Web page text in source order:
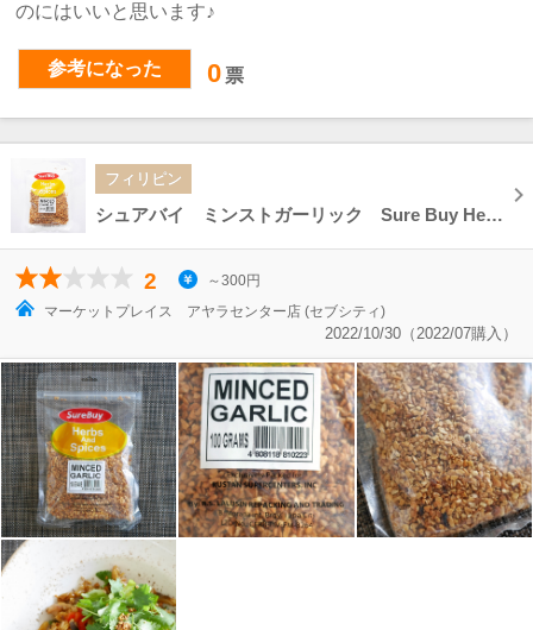
のにはいいと思います♪
参考になった 0 票
フィリピン
シュアバイ ミンストガーリック Sure Buy Herbs And Spices MINCED GARLIC 100g
2
～300円
マーケットプレイス アヤラセンター店 (セブシティ)
2022/10/30（2022/07購入）